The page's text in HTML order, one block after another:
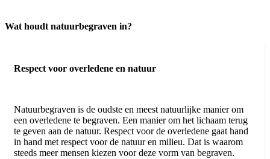
Wat houdt natuurbegraven in?
Respect voor overledene en natuur
Natuurbegraven is de oudste en meest natuurlijke manier om
een overledene te begraven. Een manier om het lichaam terug
te geven aan de natuur. Respect voor de overledene gaat hand
in hand met respect voor de natuur en milieu. Dat is waarom
steeds meer mensen kiezen voor deze vorm van begraven.